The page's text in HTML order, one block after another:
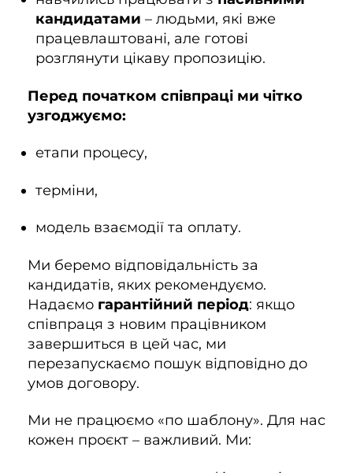
кандидатами – людьми, які вже
працевлаштовані, але готові
розглянути цікаву пропозицію.
Перед початком співпраці ми чітко
узгоджуємо:
етапи процесу,
терміни,
модель взаємодії та оплату.
Ми беремо відповідальність за
кандидатів, яких рекомендуємо.
Надаємо гарантійний період: якщо
співпраця з новим працівником
завершиться в цей час, ми
перезапускаємо пошук відповідно до
умов договору.
Ми не працюємо «по шаблону». Для нас
кожен проєкт – важливий. Ми: